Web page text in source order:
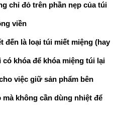
chỉ đỏ trên phần nẹp của túi
viền
đến là loại túi miết miệng (hay
khóa để khóa miệng túi lại
việc giữ sản phẩm bên
không cần dùng nhiệt để